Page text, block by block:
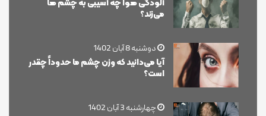
آلودگی هوا چه آسیبی به چشم ها
می‌زند؟
دوشنبه 8 آبان 1402
آیا می‌دانید که وزن چشم ما حدوداً چقدر
است؟
چهارشنبه 3 آبان 1402